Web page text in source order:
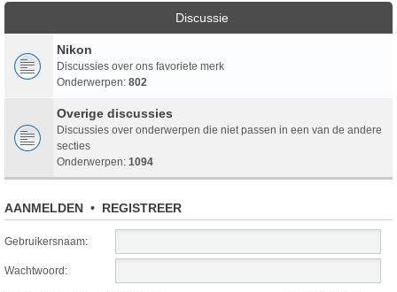
Discussie
Nikon
Discussies over ons favoriete merk
Onderwerpen: 802
Overige discussies
Discussies over onderwerpen die niet passen in een van de andere
secties
Onderwerpen: 1094
AANMELDEN • REGISTREER
Gebruikersnaam:
Wachtwoord: